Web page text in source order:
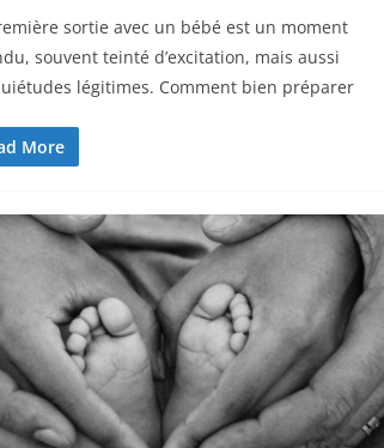
sortie avec un bébé est un moment
souvent teinté d’excitation, mais aussi
légitimes. Comment bien préparer
More